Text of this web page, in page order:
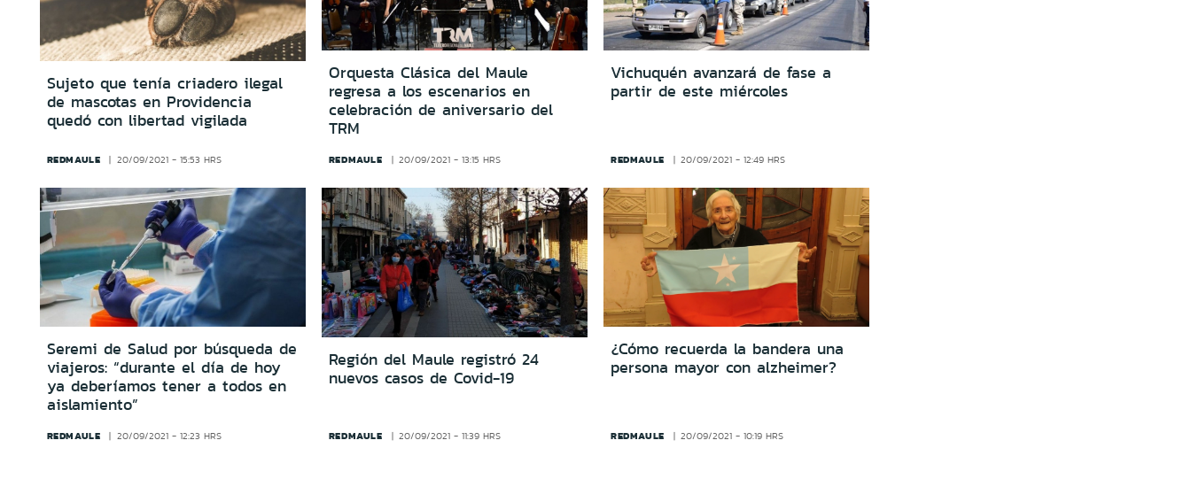
Sujeto que tenía criadero ilegal
de mascotas en Providencia
quedó con libertad vigilada
REDMAULE 20/09/2021 - 15:53 HRS
Orquesta Clásica del Maule
regresa a los escenarios en
celebración de aniversario del
TRM
REDMAULE 20/09/2021 - 13:15 HRS
Vichuquén avanzará de fase a
partir de este miércoles
REDMAULE 20/09/2021 - 12:49 HRS
Seremi de Salud por búsqueda de
viajeros: “durante el día de hoy
ya deberíamos tener a todos en
aislamiento”
REDMAULE 20/09/2021 - 12:23 HRS
Región del Maule registró 24
nuevos casos de Covid-19
REDMAULE 20/09/2021 - 11:39 HRS
¿Cómo recuerda la bandera una
persona mayor con alzheimer?
REDMAULE 20/09/2021 - 10:19 HRS